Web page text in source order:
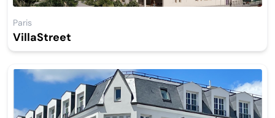
Paris
VillaStreet